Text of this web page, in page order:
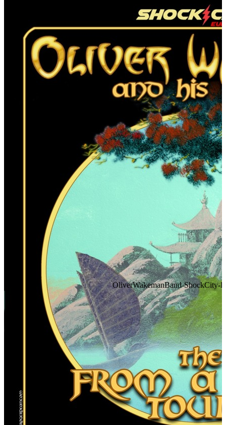
OliverWakemanBand-ShockCity-